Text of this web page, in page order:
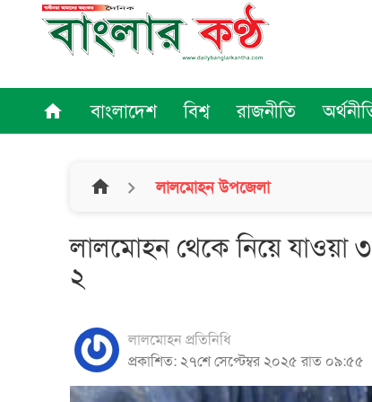
home বাংলাদেশ বিশ্ব রাজনীতি
home লালমোহন উপজেলা
লালমোহন থেকে নিয়ে যাওয়া
২
লালমোহন প্রতিনিধি
প্রকাশিত: ২৭শে সেপ্টেম্বর ২০২৫ রাত ০৯:৫৫